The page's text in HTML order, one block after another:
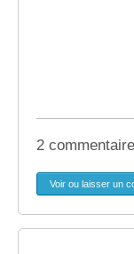
2
Voir ou laisser un